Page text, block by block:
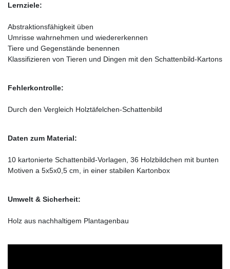
Lernziele:
Abstraktionsfähigkeit üben
Umrisse wahrnehmen und wiedererkennen
Tiere und Gegenstände benennen
Klassifizieren von Tieren und Dingen mit den Schattenbild-Kartons
Fehlerkontrolle:
Durch den Vergleich Holztäfelchen-Schattenbild
Daten zum Material:
10 kartonierte Schattenbild-Vorlagen, 36 Holzbildchen mit bunten
Motiven a 5x5x0,5 cm, in einer stabilen Kartonbox
Umwelt & Sicherheit:
Holz aus nachhaltigem Plantagenbau